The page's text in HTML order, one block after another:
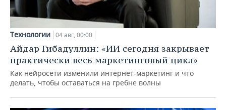
Технологии 04 авг, 00:00
Айдар Гибадуллин: «ИИ сегодня закрывает
практически весь маркетинговый цикл»
Как нейросети изменили интернет-маркетинг и что
делать, чтобы оставаться на гребне волны